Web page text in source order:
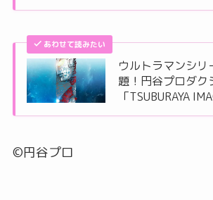
あわせて読みたい
ウルトラマンシリ
題！円谷プロダク
「TSUBURAYA
©円谷プロ